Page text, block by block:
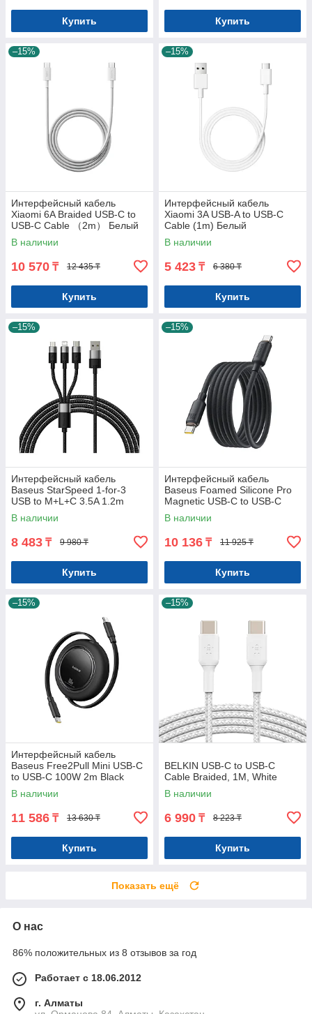
Купить Купить
–15%
Интерфейсный кабель
Xiaomi 6A Braided USB-C to
USB-C Cable （2m） Белый
В наличии
10 570 ₸ 12 435 ₸
Купить
–15%
Интерфейсный кабель
Xiaomi 3A USB-A to USB-C
Cable (1m) Белый
В наличии
5 423 ₸ 6 380 ₸
Купить
–15%
Интерфейсный кабель
Baseus StarSpeed 1-for-3
USB to M+L+C 3.5A 1.2m
Black (CAXS000001)
В наличии
8 483 ₸ 9 980 ₸
Купить
–15%
Интерфейсный кабель
Baseus Foamed Silicone Pro
Magnetic USB-C to USB-C
100W Black 1m (E0426D00)
В наличии
10 136 ₸ 11 925 ₸
Купить
–15%
Интерфейсный кабель
Baseus Free2Pull Mini USB-C
to USB-C 100W 2m Black
(P10364500113-01)
В наличии
11 586 ₸ 13 630 ₸
Купить
–15%
BELKIN USB-C to USB-C
Cable Braided, 1M, White
В наличии
6 990 ₸ 8 223 ₸
Купить
Показать ещё
О нас
86% положительных из 8 отзывов за год
Работает с 18.06.2012
г. Алматы